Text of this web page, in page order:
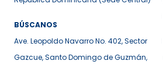
BÚSCANOS
Ave. Leopoldo Navarro No. 402, Sector
Gazcue, Santo Domingo de Guzmán,